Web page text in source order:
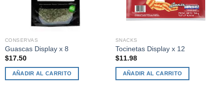
CONSERVAS
Guascas Display x 8
$17.50
AÑADIR AL CARRITO
SNACKS
Tocinetas Display x 12
$11.98
AÑADIR AL CARRITO